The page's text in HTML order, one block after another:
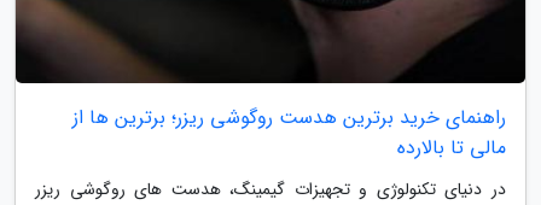
راهنمای خرید برترین هدست روگوشی ریزر؛ برترین ها از
مالی تا بالارده
در دنیای تکنولوژی و تجهیزات گیمینگ، هدست های روگوشی ریزر